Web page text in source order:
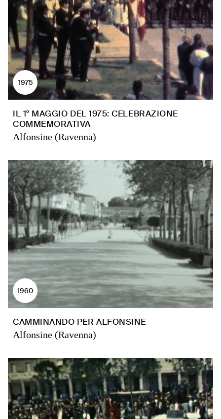
1975
IL 1° MAGGIO DEL 1975: CELEBRAZIONE
COMMEMORATIVA
Alfonsine (Ravenna)
1960
CAMMINANDO PER ALFONSINE
Alfonsine (Ravenna)